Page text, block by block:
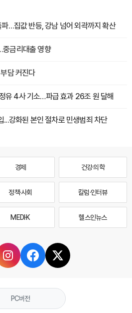
…집값 반등, 강남 넘어 외곽까지 확산
중금리대출 영향
담 커진다
유 4사 기소…파급 효과 26조 원 달해
...강화된 본인 절차로 민생범죄 차단
경제 건강·의학
정책·사회 칼럼·인터뷰
MEDI·K 헬스인뉴스
PC버전